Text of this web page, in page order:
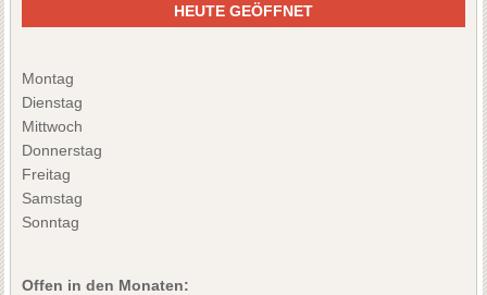
HEUTE GEÖFFNET
Montag
Dienstag
Mittwoch
Donnerstag
Freitag
Samstag
Sonntag
Offen in den Monaten: